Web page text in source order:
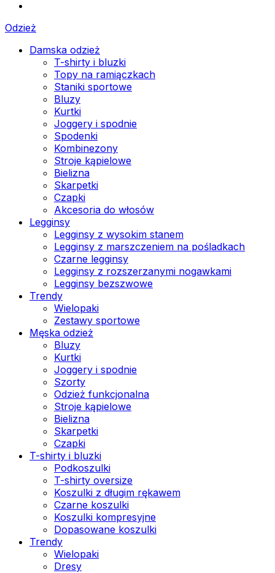
Odzież
Damska odzież
T-shirty i bluzki
Topy na ramiączkach
Staniki sportowe
Bluzy
Kurtki
Joggery i spodnie
Spodenki
Kombinezony
Stroje kąpielowe
Bielizna
Skarpetki
Czapki
Akcesoria do włosów
Legginsy
Legginsy z wysokim stanem
Legginsy z marszczeniem na pośladkach
Czarne legginsy
Legginsy z rozszerzanymi nogawkami
Legginsy bezszwowe
Trendy
Wielopaki
Zestawy sportowe
Męska odzież
Bluzy
Kurtki
Joggery i spodnie
Szorty
Odzież funkcjonalna
Stroje kąpielowe
Bielizna
Skarpetki
Czapki
T-shirty i bluzki
Podkoszulki
T-shirty oversize
Koszulki z długim rękawem
Czarne koszulki
Koszulki kompresyjne
Dopasowane koszulki
Trendy
Wielopaki
Dresy